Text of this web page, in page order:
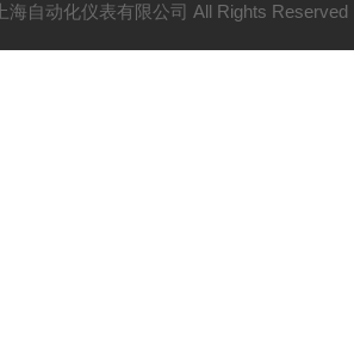
海自动化仪表有限公司 All Rights